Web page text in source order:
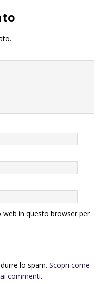
web in questo browser per
lo spam. Scopri come
commenti.